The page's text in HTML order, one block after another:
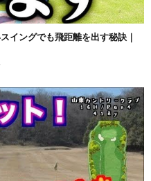
イングでも飛距離を出す秘訣｜